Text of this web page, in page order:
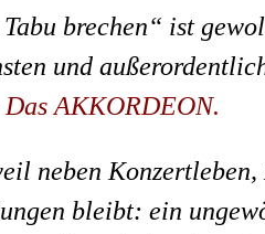
brechen“ ist
und
Das AKKORDEON.
neben
bleibt: ein